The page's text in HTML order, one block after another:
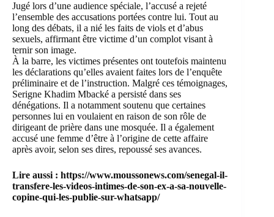
Jugé lors d’une audience spéciale, l’accusé a rejeté
l’ensemble des accusations portées contre lui. Tout au
long des débats, il a nié les faits de viols et d’abus
sexuels, affirmant être victime d’un complot visant à
ternir son image.
À la barre, les victimes présentes ont toutefois maintenu
les déclarations qu’elles avaient faites lors de l’enquête
préliminaire et de l’instruction. Malgré ces témoignages,
Serigne Khadim Mbacké a persisté dans ses
dénégations. Il a notamment soutenu que certaines
personnes lui en voulaient en raison de son rôle de
dirigeant de prière dans une mosquée. Il a également
accusé une femme d’être à l’origine de cette affaire
après avoir, selon ses dires, repoussé ses avances.
Lire aussi : https://www.moussonews.com/senegal-il-
transfere-les-videos-intimes-de-son-ex-a-sa-nouvelle-
copine-qui-les-publie-sur-whatsapp/